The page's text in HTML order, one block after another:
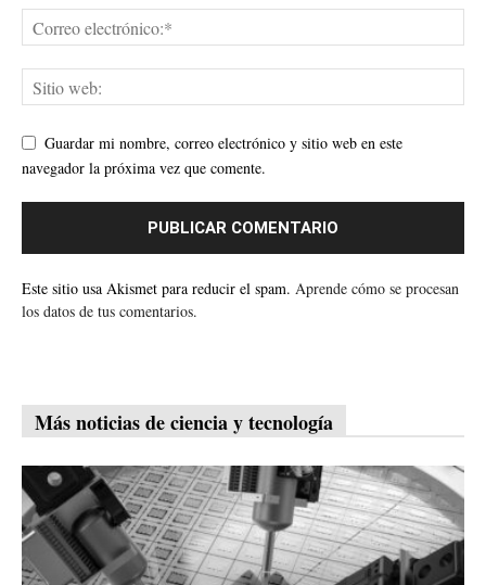
Guardar mi nombre, correo electrónico y sitio web en este
navegador la próxima vez que comente.
Este sitio usa Akismet para reducir el spam. Aprende cómo se procesan
los datos de tus comentarios.
Más noticias de ciencia y tecnología